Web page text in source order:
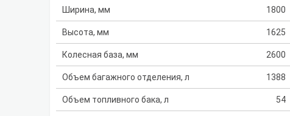
Ширина, мм 1800
Высота, мм 1625
Колесная база, мм 2600
Объем багажного отделения, л 1388
Объем топливного бака, л 54